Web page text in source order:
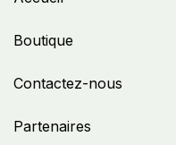
Boutique
Contactez-nous
Partenaires